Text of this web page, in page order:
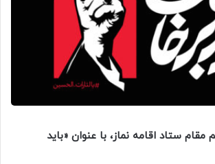
ستاد اقامه نماز، با عنوان «باید